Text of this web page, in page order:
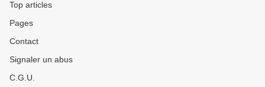
Top articles
Pages
Contact
Signaler un abus
C.G.U.